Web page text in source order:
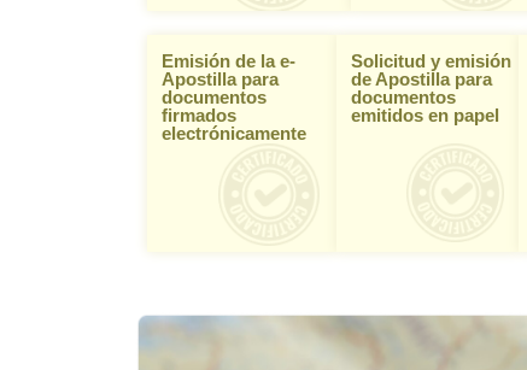
Emisión de la e-
Apostilla para
documentos
firmados
electrónicamente
Solicitud y emisión
de Apostilla para
documentos
emitidos en papel